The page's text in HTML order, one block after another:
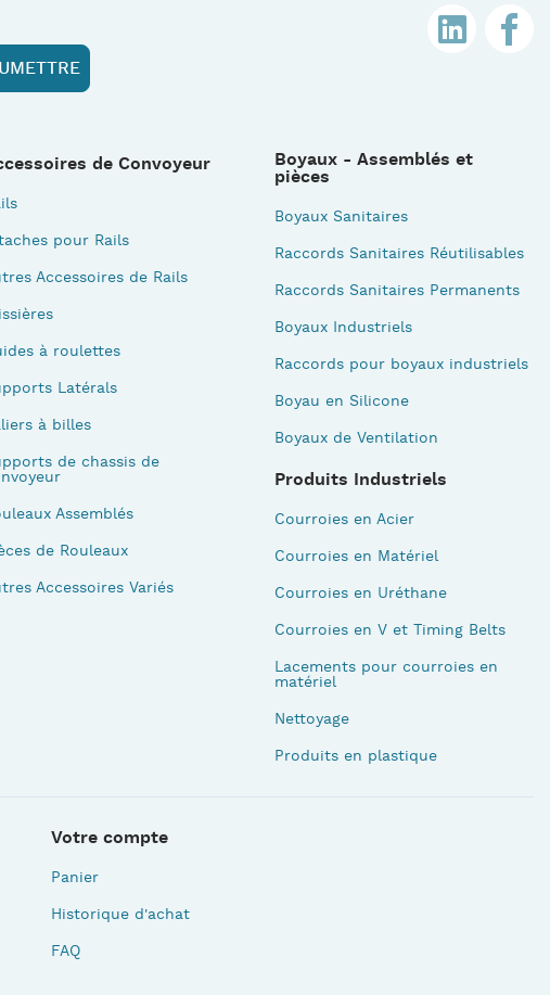
de Convoyeur
pour Rails
Accessoires de Rails
à roulettes
Latérals
à billes
de chassis de
Assemblés
de Rouleaux
Accessoires Variés
Boyaux - Assemblés et
pièces
Boyaux Sanitaires
Raccords Sanitaires Réutilisables
Raccords Sanitaires Permanents
Boyaux Industriels
Raccords pour boyaux industriels
Boyau en Silicone
Boyaux de Ventilation
Produits Industriels
Courroies en Acier
Courroies en Matériel
Courroies en Uréthane
Courroies en V et Timing Belts
Lacements pour courroies en
matériel
Nettoyage
Produits en plastique
Votre compte
Panier
Historique d'achat
FAQ